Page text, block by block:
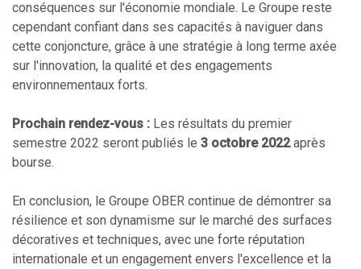
conséquences sur l'économie mondiale. Le Groupe reste
cependant confiant dans ses capacités à naviguer dans
cette conjoncture, grâce à une stratégie à long terme axée
sur l'innovation, la qualité et des engagements
environnementaux forts.
Prochain rendez-vous : Les résultats du premier
semestre 2022 seront publiés le 3 octobre 2022après
bourse.
En conclusion, le Groupe OBER continue de démontrer sa
résilience et son dynamisme sur le marché des surfaces
décoratives et techniques, avec une forte réputation
internationale et un engagement envers l'excellence et la